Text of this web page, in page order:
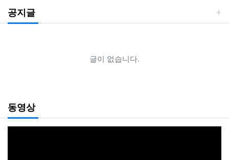
공지글
글이 없습니다.
동영상